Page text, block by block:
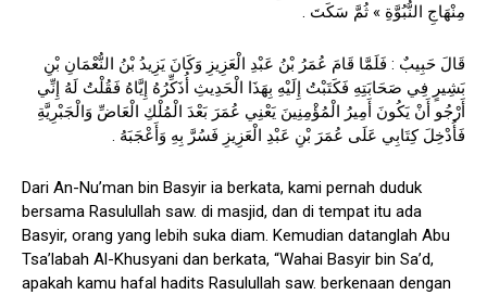
مِنْهَاجِ النُّبُوَّةِ » ثُمَّ سَكَتَ .
قَالَ حَبِيبٌ : فَلَمَّا قَامَ عُمَرُ بْنُ عَبْدِ الْعَزِيزِ وَكَانَ يَزِيدُ بْنُ النُّعْمَانِ بْنِ
بَشِيرٍ فِي صَحَابَتِهِ فَكَتَبْتُ إِلَيْهِ بِهَذَا الْحَدِيثِ أُذَكِّرُهُ إِيَّاهُ فَقُلْتُ لَهُ إِنِّي
أَرْجُو أَنْ يَكُونَ أَمِيرُ الْمُؤْمِنِينَ يَعْنِي عُمَرَ بَعْدَ الْمُلْكِ الْعَاضِّ وَالْجَبْرِيَّةِ
فَأُدْخِلَ كِتَابِي عَلَى عُمَرَ بْنِ عَبْدِ الْعَزِيزِ فَسُرَّ بِهِ وَأَعْجَبَهُ .
Dari An-Nu’man bin Basyir ia berkata, kami pernah duduk
bersama Rasulullah saw. di masjid, dan di tempat itu ada
Basyir, orang yang lebih suka diam. Kemudian datanglah Abu
Tsa’labah Al-Khusyani dan berkata, “Wahai Basyir bin Sa’d,
apakah kamu hafal hadits Rasulullah saw. berkenaan dengan